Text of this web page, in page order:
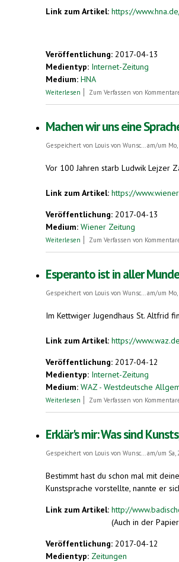
Link zum Artikel: https://
Veröffentlichung: 2017-04-13
Medientyp: Internet-Zeitung
Medium: HNA
Weiterlesen über Esperanto: 100. Todestag
Zum Verfassen von
Machen wir uns eine
Gespeichert von Louis von Wunsc...am/um Mo,
Vor 100 Jahren starb Ludwik Lejzer
Link zum Artikel: https://
Veröffentlichung: 2017-04-13
Medium: Wiener Zeitung
Weiterlesen über Machen wir uns eine
Zum Verfassen von
Esperanto ist in aller
Gespeichert von Louis von Wunsc...am/um Mo,
Im Kettwiger Jugendhaus St. Altfrid
Link zum Artikel: https://
Veröffentlichung: 2017-04-12
Medientyp: Internet-Zeitung
Medium: WAZ - Westdeutsche
Weiterlesen über Esperanto ist in aller Munde
Zum Verfassen von
Erklär's mir: Was sind
Gespeichert von Louis von Wunsc... am/um Sa,
Bestimmt hast du schon mal mit
Kunstsprache vorstellte, nannte er
Link zum Artikel: http://
(Auch in der
Veröffentlichung: 2017-04-12
Medientyp: Zeitungen